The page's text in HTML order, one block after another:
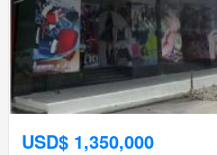
USD$ 1,350,000